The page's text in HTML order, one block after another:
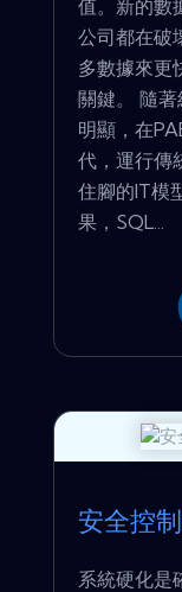
值。新的數
公司都在破
多數據來更
關鍵。 隨
明顯，在
代，運行傳
住腳的IT模
果，SQL...
安全控
系統硬化是